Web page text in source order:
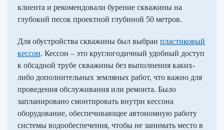
клиента и рекомендовали бурение скважины на
глубокий песок проектной глубиной 50 метров.
Для обустройства скважины был выбран пластиковый
кессон. Кессон – это круглогодичный удобный доступ
к обсадной трубе скважины без выполнения каких-
либо дополнительных земляных работ, что важно для
проведения обслуживания или ремонта. Было
запланировано смонтировать внутри кессона
оборудование, обеспечивающее автономную работу
системы водообеспечения, чтобы не занимать место в